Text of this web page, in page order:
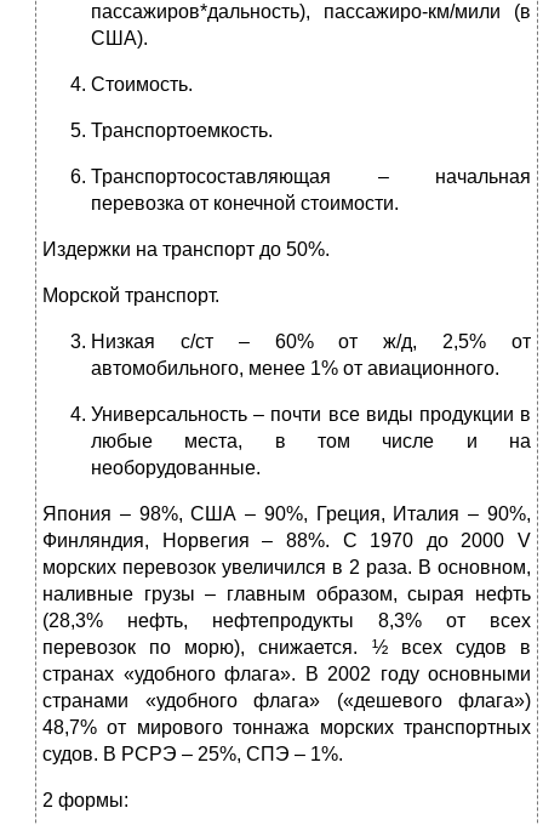
пассажиров*дальность), пассажиро-км/мили (в
США).
Стоимость.
Транспортоемкость.
Транспортосоставляющая – начальная
перевозка от конечной стоимости.
Издержки на транспорт до 50%.
Морской транспорт.
Низкая с/ст – 60% от ж/д, 2,5% от
автомобильного, менее 1% от авиационного.
Универсальность – почти все виды продукции в
любые места, в том числе и на
необорудованные.
Япония – 98%, США – 90%, Греция, Италия – 90%,
Финляндия, Норвегия – 88%. С 1970 до 2000 V
морских перевозок увеличился в 2 раза. В основном,
наливные грузы – главным образом, сырая нефть
(28,3% нефть, нефтепродукты 8,3% от всех
перевозок по морю), снижается. ½ всех судов в
странах «удобного флага». В 2002 году основными
странами «удобного флага» («дешевого флага»)
48,7% от мирового тоннажа морских транспортных
судов. В РСРЭ – 25%, СПЭ – 1%.
2 формы: